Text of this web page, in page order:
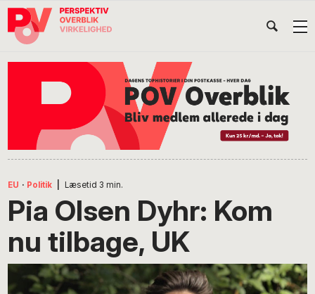
Gå
direkte
Skip
indhold
Gå
direkte
EU · Politik Læsetid 3 min.
Pia Olsen Dyhr: Kom
nu tilbage, UK